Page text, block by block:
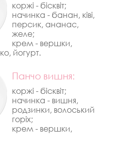
коржі - бісквіт;
начинка - банан, ківі,
персик, ананас,
желе;
крем - вершки,
йогурт.
Панчо вишня:
коржі - бісквіт;
начинка - вишня,
родзинки, волоський
горіх;
крем - вершки,